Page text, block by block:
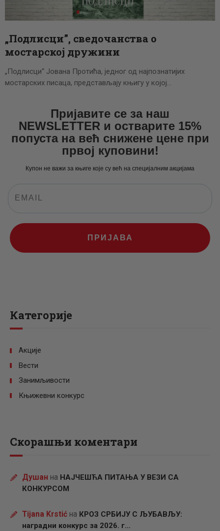
ЦЕНОВНИК
ПИСМО
„Подлисци”, сведочанства о
мостарској дружини
„Подлисци“ Јована Протића, једног од најпознатијих
мостарских писаца, представљају књигу у којој…
Пријавите се за наш
NEWSLETTER и остварите 15%
попуста на већ снижене цене при
првој куповини!
Купон не важи за књиге које су већ на специјалним акцијама
ПРИЈАВА
Категорије
Акције
Вести
Занимљивости
Књижевни конкурс
Скорашњи коментари
Душан на НАЈЧЕШЋА ПИТАЊА У ВЕЗИ СА
КОНКУРСОМ
Tijana Krstićна КРОЗ СРБИЈУ С ЉУБАВЉУ:
наградни конкурс за 2026. г…